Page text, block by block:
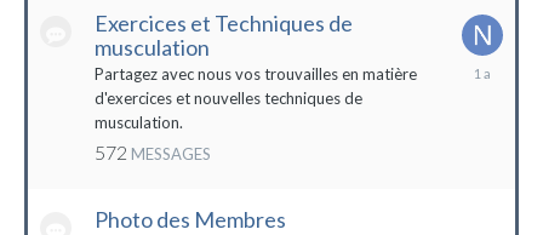
Exercices et Techniques de
musculation
Partagez avec nous vos trouvailles en matière
d'exercices et nouvelles techniques de
musculation.
572 MESSAGES
25
Photo des Membres